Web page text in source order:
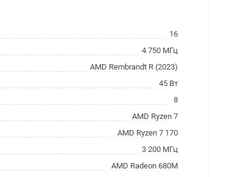
16
4 750 МГц
AMD Rembrandt R (2023)
45 Вт
8
AMD Ryzen 7
AMD Ryzen 7 170
3 200 МГц
AMD Radeon 680M